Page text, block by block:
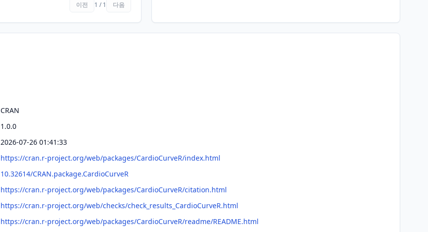
이전 1 / 1 다음
CRAN
1.0.0
2026-07-26 01:41:33
https://cran.r-project.org/web/packages/CardioCurveR/index.html
10.32614/CRAN.package.CardioCurveR
https://cran.r-project.org/web/packages/CardioCurveR/citation.html
https://cran.r-project.org/web/checks/check_results_CardioCurveR.html
https://cran.r-project.org/web/packages/CardioCurveR/readme/README.html